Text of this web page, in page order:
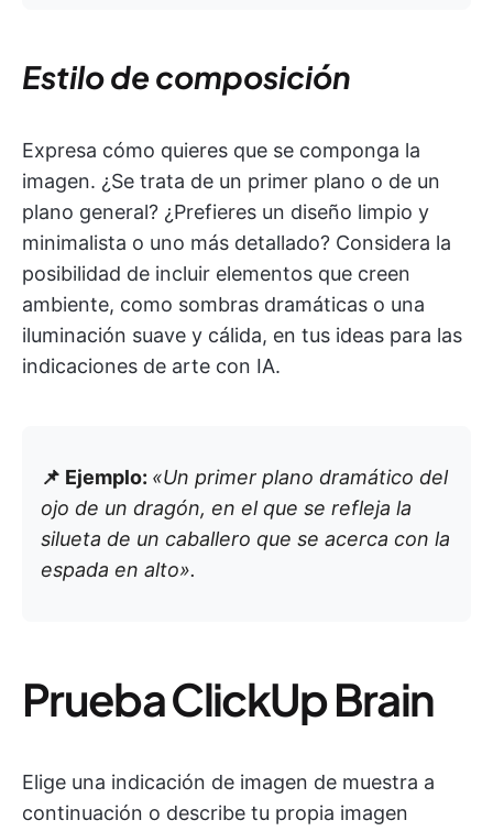
Estilo de composición
Expresa cómo quieres que se componga la
imagen. ¿Se trata de un primer plano o de un
plano general? ¿Prefieres un diseño limpio y
minimalista o uno más detallado? Considera la
posibilidad de incluir elementos que creen
ambiente, como sombras dramáticas o una
iluminación suave y cálida, en tus ideas para las
indicaciones de arte con IA.
📌 Ejemplo: «Un primer plano dramático del
ojo de un dragón, en el que se refleja la
silueta de un caballero que se acerca con la
espada en alto».
Prueba ClickUp Brain
Elige una indicación de imagen de muestra a
continuación o describe tu propia imagen